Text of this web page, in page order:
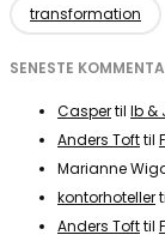
transformation
SENESTE
Caspertil Ib &
Anders Tofttil
Marianne
kontorhoteller
Anders Tofttil